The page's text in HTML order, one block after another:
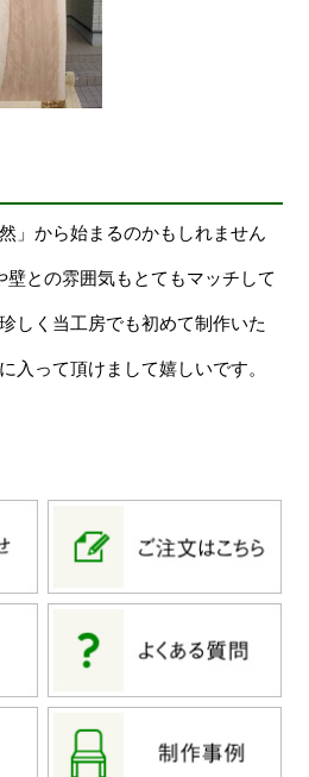
」から始まるのかもしれません
との雰囲気もとてもマッチして
しく当工房でも初めて制作いた
入って頂けまして嬉しいです。